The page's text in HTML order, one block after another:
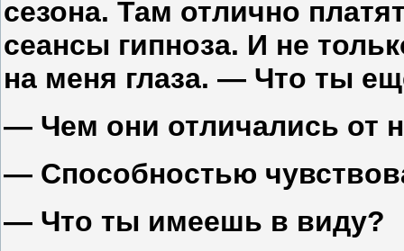
сезона. Там отлично
сеансы гипноза. И не
на меня глаза. — Что ты
— Чем они отличались от
— Способностью
— Что ты имеешь в виду?